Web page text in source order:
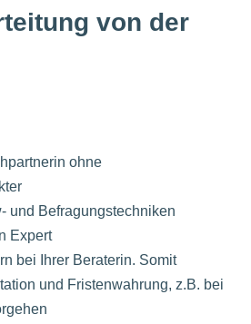
von der
ohne
und Befragungstechniken
Expert
bei Ihrer Beraterin. Somit
und Fristenwahrung, z.B. bei